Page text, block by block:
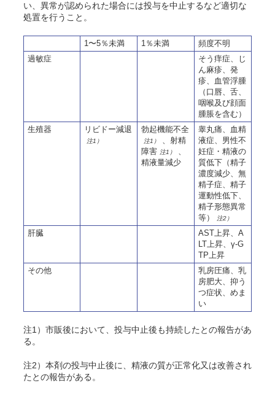
い、異常が認められた場合には投与を中止するなど適切な
処置を行うこと。
1〜5％未満 1％未満
頻度不明
過敏症
そう痒症、じ
ん麻疹、発
疹、血管浮腫
（口唇、舌、
咽喉及び顔面
腫脹を含む）
生殖器
リビドー減退
注1）
勃起機能不全
注1）
、射精
障害 注1）
、
精液量減少
睾丸痛、血精
液症、男性不
妊症・精液の
質低下（精子
濃度減少、無
精子症、精子
運動性低下、
精子形態異常
等）
注2）
肝臓
AST上昇、A
LT上昇、γ-G
TP上昇
その他
乳房圧痛、乳
房肥大、抑う
つ症状、めま
い
注1）市販後において、投与中止後も持続したとの報告があ
る。
注2）本剤の投与中止後に、精液の質が正常化又は改善され
たとの報告がある。